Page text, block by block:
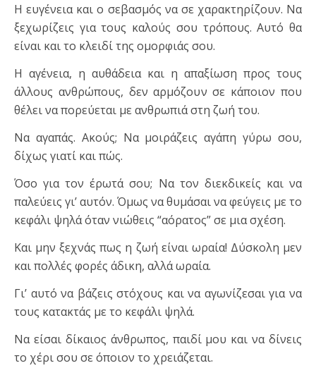
Η ευγένεια και ο σεβασμός να σε χαρακτηρίζουν. Να
ξεχωρίζεις για τους καλούς σου τρόπους. Αυτό θα
είναι και το κλειδί της ομορφιάς σου.
Η αγένεια, η αυθάδεια και η απαξίωση προς τους
άλλους ανθρώπους, δεν αρμόζουν σε κάποιον που
θέλει να πορεύεται με ανθρωπιά στη ζωή του.
Να αγαπάς. Ακούς; Να μοιράζεις αγάπη γύρω σου,
δίχως γιατί και πώς.
Όσο για τον έρωτά σου; Να τον διεκδικείς και να
παλεύεις γι’ αυτόν. Όμως να θυμάσαι να φεύγεις με το
κεφάλι ψηλά όταν νιώθεις “αόρατος” σε μια σχέση.
Και μην ξεχνάς πως η ζωή είναι ωραία! Δύσκολη μεν
και πολλές φορές άδικη, αλλά ωραία.
Γι’ αυτό να βάζεις στόχους και να αγωνίζεσαι για να
τους κατακτάς με το κεφάλι ψηλά.
Να είσαι δίκαιος άνθρωπος, παιδί μου και να δίνεις
το χέρι σου σε όποιον το χρειάζεται.